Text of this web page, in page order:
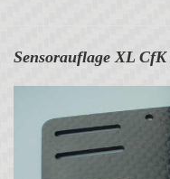
Sensorauflage XL CfK